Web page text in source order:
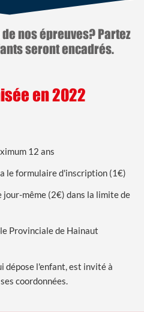
nos épreuves? Partez
seront encadrés.
en 2022
12 ans
le formulaire d'inscription (1€)
même (2€) dans la limite de
Provinciale de Hainaut
dépose l'enfant, est invité à
coordonnées.